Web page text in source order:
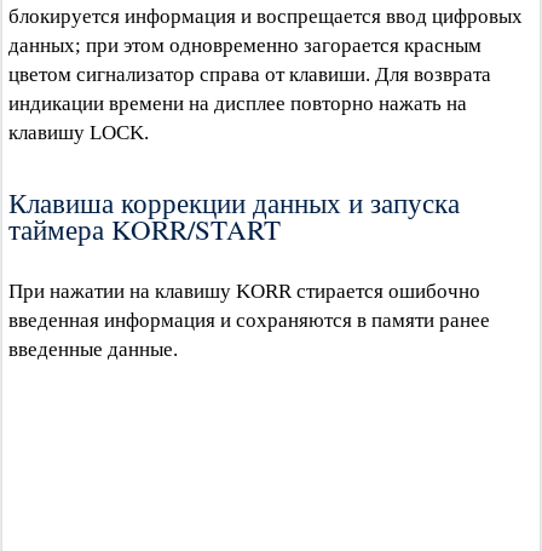
блокируется информация и воспрещается ввод цифровых
данных; при этом одновременно загорается красным
цветом сигнализатор справа от клавиши. Для возврата
индикации времени на дисплее повторно нажать на
клавишу LOCK.
Клавиша коррекции данных и запуска
таймера KORR/START
При нажатии на клавишу KORR стирается ошибочно
введенная информация и сохраняются в памяти ранее
введенные данные.